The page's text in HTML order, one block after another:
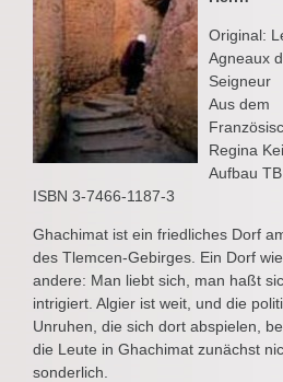
Original:
Agneaux
Seigneur
Aus dem
Regina
Aufbau TB
ISBN 3-7466-1187-3
Ghachimat ist ein friedliches Dorf
des Tlemcen-Gebirges. Ein Dorf
andere: Man liebt sich, man haßt
intrigiert. Algier ist weit, und die
Unruhen, die sich dort abspielen,
die Leute in Ghachimat zunächst
sonderlich.